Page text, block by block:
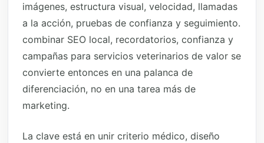
imágenes, estructura visual, velocidad, llamadas
a la acción, pruebas de confianza y seguimiento.
combinar SEO local, recordatorios, confianza y
campañas para servicios veterinarios de valor se
convierte entonces en una palanca de
diferenciación, no en una tarea más de
marketing.
La clave está en unir criterio médico, diseño